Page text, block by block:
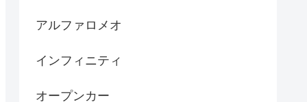
アルファロメオ
インフィニティ
オープンカー